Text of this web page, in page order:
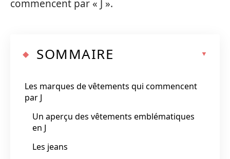
commencent par « J ».
SOMMAIRE
Les marques de vêtements qui commencent
par J
Un aperçu des vêtements emblématiques
en J
Les jeans